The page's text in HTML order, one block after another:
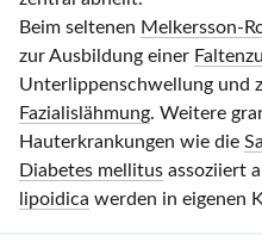
Beim seltenen Melkersson-
zur Ausbildung einer
Unterlippenschwellung und
Fazialislähmung. Weitere
Hauterkrankungen wie die
Diabetes mellitus assoziiert
lipoidica werden in eigenen